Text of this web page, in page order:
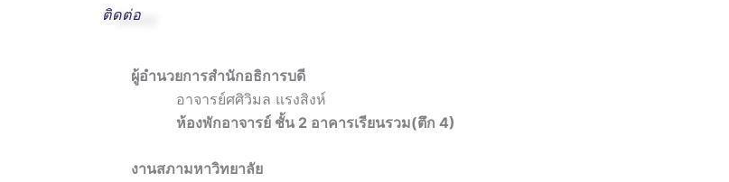
ติดต่อ
ผู้อำนวยการสำนักอธิการบดี
อาจารย์ศศิวิมล แรงสิงห์
ห้องพักอาจารย์ ชั้น 2 อาคารเรียนรวม(ตึก 4)
งานสภามหาวิทยาลัย